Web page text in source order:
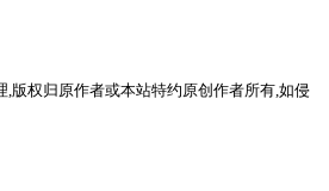
版权归原作者或本站特约原创作者所有,如侵